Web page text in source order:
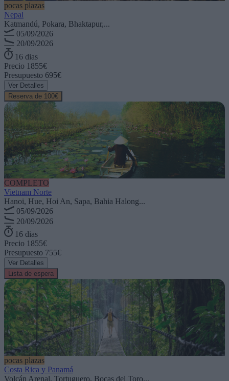
pocas plazas
Nepal
Katmandú, Pokara, Bhaktapur,...
05/09/2026
20/09/2026
16 dias
Precio 1855€
Presupuesto 695€
Ver Detalles
Reserva de 100€
COMPLETO
Vietnam Norte
Hanoi, Hue, Hoi An, Sapa, Bahia Halong...
05/09/2026
20/09/2026
16 dias
Precio 1855€
Presupuesto 755€
Ver Detalles
Lista de espera
pocas plazas
Costa Rica y Panamá
Volcán Arenal, Tortuguero, Bocas del Toro...